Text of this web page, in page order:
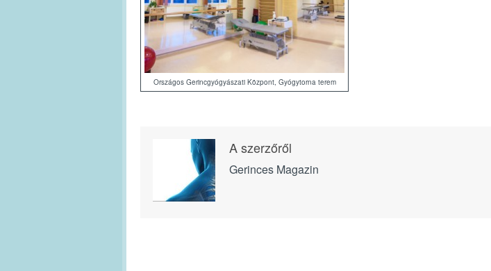
Országos Gerincgyógyászati Központ, Gyógytorna terem
A szerzőről
Gerinces Magazin